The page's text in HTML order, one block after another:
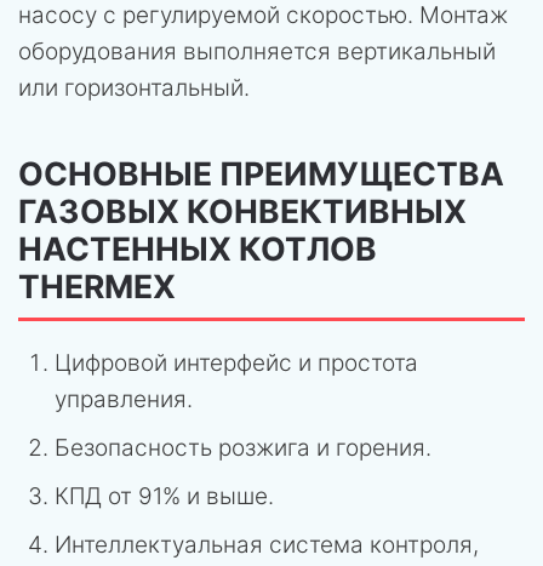
насосу с регулируемой скоростью. Монтаж
оборудования выполняется вертикальный
или горизонтальный.
ОСНОВНЫЕ ПРЕИМУЩЕСТВА
ГАЗОВЫХ КОНВЕКТИВНЫХ
НАСТЕННЫХ КОТЛОВ
THERMEX
Цифровой интерфейс и простота
управления.
Безопасность розжига и горения.
КПД от 91% и выше.
Интеллектуальная система контроля,